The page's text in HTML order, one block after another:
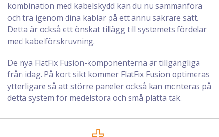
kombination med kabelskydd kan du nu sammanföra
och trä igenom dina kablar på ett ännu säkrare sätt.
Detta är också ett önskat tillägg till systemets fördelar
med kabelförskruvning.
De nya FlatFix Fusion-komponenterna är tillgängliga
från idag. På kort sikt kommer FlatFix Fusion optimeras
ytterligare så att större paneler också kan monteras på
detta system för medelstora och små platta tak.